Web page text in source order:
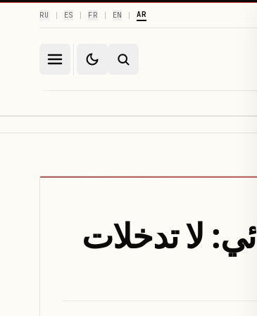
AR
|
EN
|
FR
|
ES
|
RU
لا تدخلات